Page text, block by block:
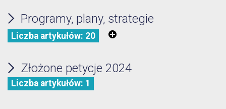
Programy, plany, strategie
Liczba artykułów: 20
Złożone petycje 2024
Liczba artykułów: 1